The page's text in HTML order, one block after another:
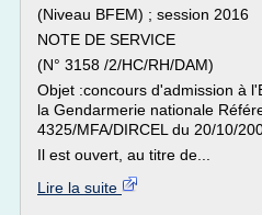
(Niveau BFEM) ; session 2016
NOTE DE SERVICE
(N° 3158 /2/HC/RH/DAM)
Objet :concours d'admission à
la Gendarmerie nationale
4325/MFA/DIRCEL du 20/10/
Il est ouvert, au titre de...
Lire la suite